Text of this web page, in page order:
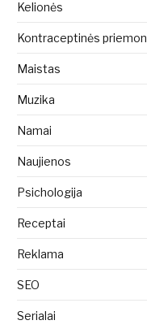
Kelionės
Kontraceptinės
Maistas
Muzika
Namai
Naujienos
Psichologija
Receptai
Reklama
SEO
Serialai